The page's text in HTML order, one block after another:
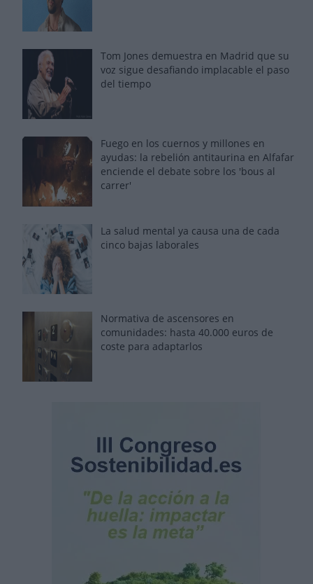
Tom Jones demuestra en Madrid que su
voz sigue desafiando implacable el paso
del tiempo
Fuego en los cuernos y millones en
ayudas: la rebelión antitaurina en Alfafar
enciende el debate sobre los 'bous al
carrer'
La salud mental ya causa una de cada
cinco bajas laborales
Normativa de ascensores en
comunidades: hasta 40.000 euros de
coste para adaptarlos